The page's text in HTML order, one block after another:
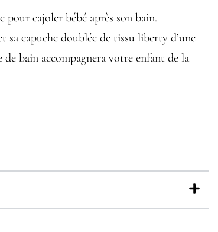
pour cajoler bébé après son bain.
sa capuche doublée de tissu liberty d’une
bain accompagnera votre enfant de la